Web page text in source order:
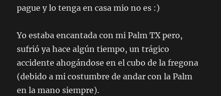
pague y lo tenga en casa mio no es :)
Yo estaba encantada con mi Palm TX pero,
sufrió ya hace algún tiempo, un trágico
accidente ahogándose en el cubo de la fregona
(debido a mi costumbre de andar con la Palm
en la mano siempre).